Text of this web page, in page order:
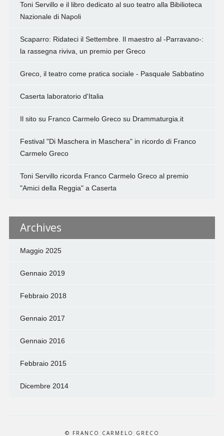
Toni Servillo e il libro dedicato al suo teatro alla Bibilioteca
Nazionale di Napoli
Scaparro: Ridateci il Settembre. Il maestro al -Parravano-:
la rassegna riviva, un premio per Greco
Greco, il teatro come pratica sociale - Pasquale Sabbatino
Caserta laboratorio d'Italia
Il sito su Franco Carmelo Greco su Drammaturgia.it
Festival "Di Maschera in Maschera" in ricordo di Franco
Carmelo Greco
Toni Servillo ricorda Franco Carmelo Greco al premio
"Amici della Reggia" a Caserta
Archives
Maggio 2025
Gennaio 2019
Febbraio 2018
Gennaio 2017
Gennaio 2016
Febbraio 2015
Dicembre 2014
© FRANCO CARMELO GRECO